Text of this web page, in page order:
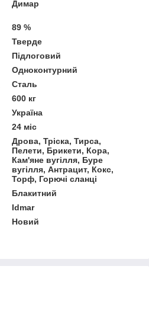
Димар
89 %
Тверде
Підлоговий
Одноконтурний
Сталь
600 кг
Україна
24 міс
Дрова, Тріска, Тирса,
Пелети, Брикети, Кора,
Кам'яне вугілля, Буре
вугілля, Антрацит, Кокс,
Торф, Горючі сланці
Блакитний
Idmar
Новий